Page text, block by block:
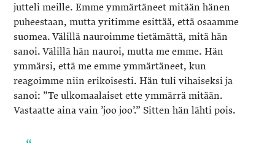
jutteli meille. Emme ymmärtäneet mitään hänen
puheestaan, mutta yritimme esittää, että osaamme
suomea. Välillä nauroimme tietämättä, mitä hän
sanoi. Välillä hän nauroi, mutta me emme. Hän
ymmärsi, että me emme ymmärtäneet, kun
reagoimme niin erikoisesti. Hän tuli vihaiseksi ja
sanoi: ”Te ulkomaalaiset ette ymmärrä mitään.
Vastaatte aina vain ’joo joo’.” Sitten hän lähti pois.